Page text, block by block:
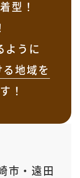
型！
ように
地域を
！
市 ・ 遠田